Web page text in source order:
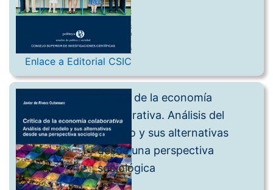
Enlace a Editorial CSIC
Crítica de la economía
colaborativa. Análisis del
modelo y sus alternativas
desde una perspectiva
sociológica